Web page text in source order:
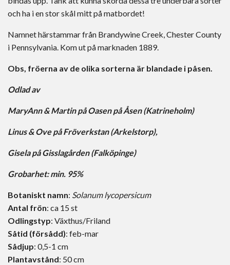
och ha i en stor skål mitt på matbordet!
Namnet härstammar från Brandywine Creek, Chester County
i Pennsylvania. Kom ut på marknaden 1889.
Obs, fröerna av de olika sorterna är blandade i påsen.
Odlad av
MaryAnn & Martin på Oasen på Åsen (Katrineholm)
Linus & Ove på Fröverkstan (Arkelstorp),
Gisela på Gisslagården (Falköpinge)
Grobarhet: min. 95%
Botaniskt namn: Solanum lycopersicum
Antal frön: ca 15 st
Odlingstyp: Växthus/Friland
Såtid (försådd): feb-mar
Sådjup: 0,5-1 cm
Plantavstånd: 50 cm